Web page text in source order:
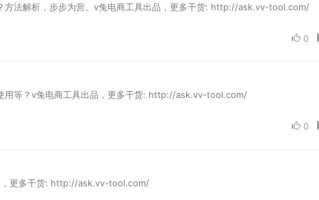
方法解析，步步为营。v兔电商工具出品，更多干货: http://ask.vv-tool.com/
0
用等？v兔电商工具出品，更多干货: http://ask.vv-tool.com/
0
，更多干货: http://ask.vv-tool.com/